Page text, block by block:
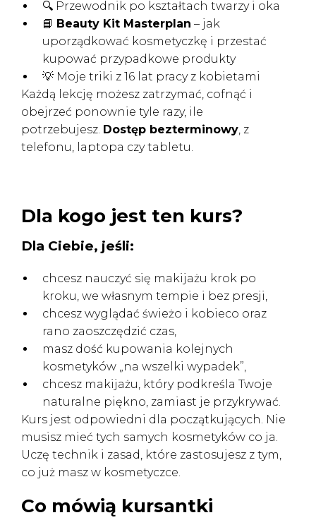
🔍 Przewodnik po kształtach twarzy i oka
📘 Beauty Kit Masterplan – jak
uporządkować kosmetyczkę i przestać
kupować przypadkowe produkty
💡 Moje triki z 16 lat pracy z kobietami
Każdą lekcję możesz zatrzymać, cofnąć i
obejrzeć ponownie tyle razy, ile
potrzebujesz. Dostęp bezterminowy, z
telefonu, laptopa czy tabletu.
Dla kogo jest ten kurs?
Dla Ciebie, jeśli:
chcesz nauczyć się makijażu krok po
kroku, we własnym tempie i bez presji,
chcesz wyglądać świeżo i kobieco oraz
rano zaoszczędzić czas,
masz dość kupowania kolejnych
kosmetyków „na wszelki wypadek”,
chcesz makijażu, który podkreśla Twoje
naturalne piękno, zamiast je przykrywać.
Kurs jest odpowiedni dla początkujących. Nie
musisz mieć tych samych kosmetyków co ja.
Uczę technik i zasad, które zastosujesz z tym,
co już masz w kosmetyczce.
Co mówią kursantki